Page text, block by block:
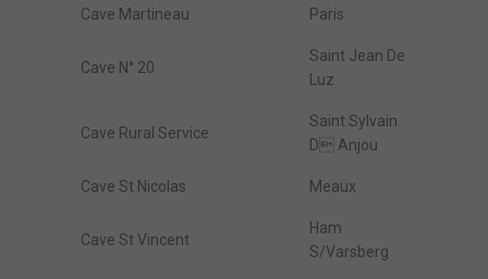
Cave Martineau Paris
Cave N° 20
Saint Jean De
Luz
Cave Rural Service
Saint Sylvain
D Anjou
Cave St Nicolas Meaux
Cave St Vincent
Ham
S/Varsberg